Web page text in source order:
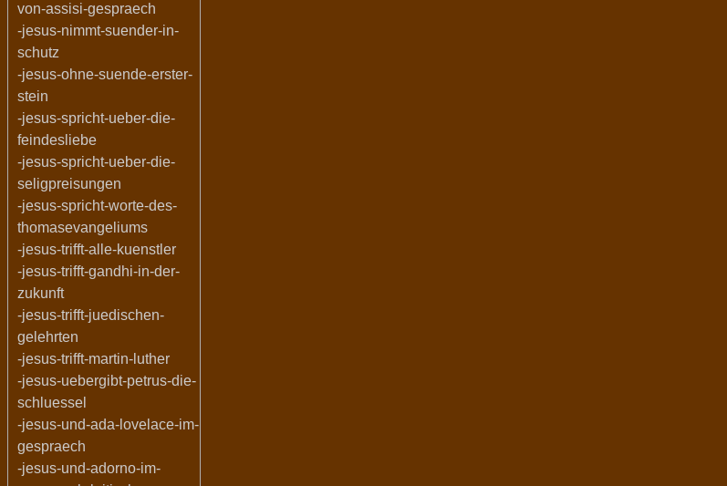
von-assisi-gespraech
-jesus-nimmt-suender-in-
schutz
-jesus-ohne-suende-erster-
stein
-jesus-spricht-ueber-die-
feindesliebe
-jesus-spricht-ueber-die-
seligpreisungen
-jesus-spricht-worte-des-
thomasevangeliums
-jesus-trifft-alle-kuenstler
-jesus-trifft-gandhi-in-der-
zukunft
-jesus-trifft-juedischen-
gelehrten
-jesus-trifft-martin-luther
-jesus-uebergibt-petrus-die-
schluessel
-jesus-und-ada-lovelace-im-
gespraech
-jesus-und-adorno-im-